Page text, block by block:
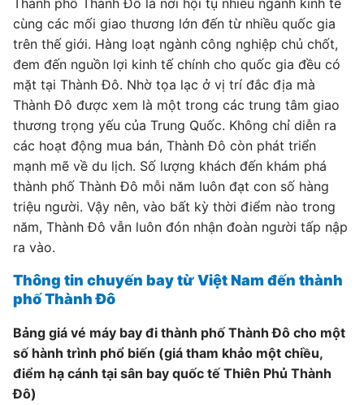
Thành phố Thành Đô là nơi hội tụ nhiều ngành kinh tế
cùng các mối giao thương lớn đến từ nhiều quốc gia
trên thế giới. Hàng loạt ngành công nghiệp chủ chốt,
đem đến nguồn lợi kinh tế chính cho quốc gia đều có
mặt tại Thành Đô. Nhờ tọa lạc ở vị trí đắc địa mà
Thành Đô được xem là một trong các trung tâm giao
thương trọng yếu của Trung Quốc. Không chỉ diễn ra
các hoạt động mua bán, Thành Đô còn phát triển
mạnh mẽ về du lịch. Số lượng khách đến khám phá
thành phố Thành Đô mỗi năm luôn đạt con số hàng
triệu người. Vậy nên, vào bất kỳ thời điểm nào trong
năm, Thành Đô vẫn luôn đón nhận đoàn người tấp nập
ra vào.
Thông tin chuyến bay từ Việt Nam đến thành
phố Thành Đô
Bảng giá vé máy bay đi thành phố Thành Đô cho một
số hành trình phổ biến (giá tham khảo một chiều,
điểm hạ cánh tại sân bay quốc tế Thiên Phủ Thành
Đô)